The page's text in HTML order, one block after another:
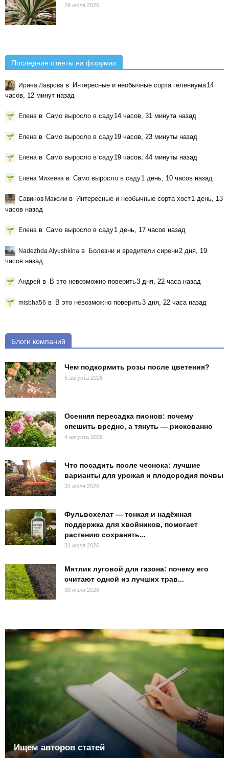
29 июля 2026
Последние ответы на форумах
Ирина Лаврова в Интересные и необычные сорта гелениума14
часов, 12 минут назад
Елена в Само выросло в саду14 часов, 31 минута назад
Елена в Само выросло в саду19 часов, 23 минуты назад
Елена в Само выросло в саду19 часов, 44 минуты назад
Елена Михеева в Само выросло в саду1 день, 10 часов назад
Савинов Максим в Интересные и необычные сорта хост1 день, 13
часов назад
Елена в Само выросло в саду1 день, 17 часов назад
Nadezhda Alyushkina в Болезни и вредители сирени2 дня, 19
часов назад
Андрей в В это невозможно поверить3 дня, 22 часа назад
misbha56 в В это невозможно поверить3 дня, 22 часа назад
Блоги компаний
Чем подкормить розы после цветения?
5 августа 2026
Осенняя пересадка пионов: почему
спешить вредно, а тянуть — рискованно
4 августа 2026
Что посадить после чеснока: лучшие
варианты для урожая и плодородия почвы
31 июля 2026
Фульвохелат — тонкая и надёжная
поддержка для хвойников, помогает
растению сохранять...
31 июля 2026
Мятлик луговой для газона: почему его
считают одной из лучших трав...
30 июля 2026
Ищем авторов статей